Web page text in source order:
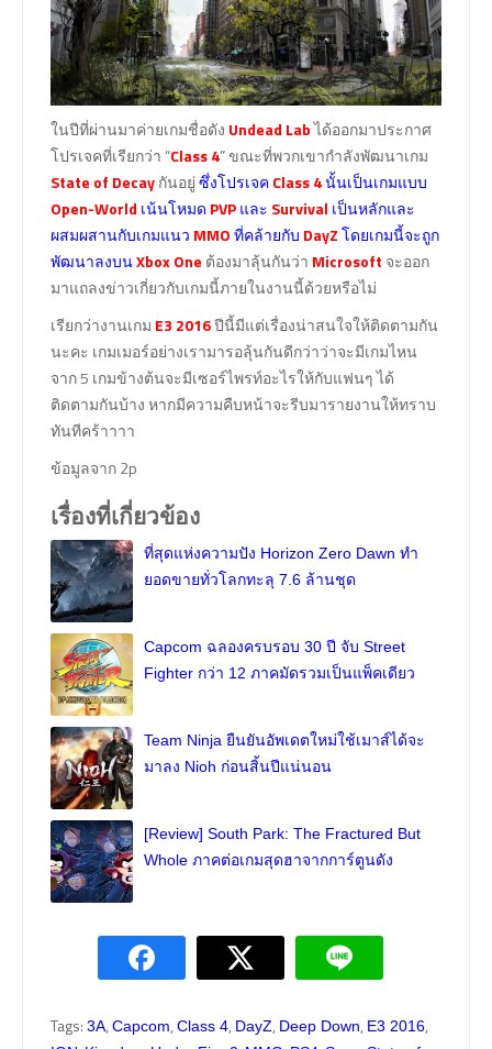
ในปีที่ผ่านมาค่ายเกมชื่อดัง Undead Labได้ออกมาประกาศ
โปรเจคที่เรียกว่า “Class 4” ขณะที่พวกเขากำลังพัฒนาเกม
State of Decayกันอยู่ซึ่งโปรเจคClass 4นั้นเป็นเกมแบบ
Open-World เน้นโหมด PVPและ Survival เป็นหลักและ
ผสมผสานกับเกมแนว MMOที่คล้ายกับ DayZโดยเกมนี้จะถูก
พัฒนาลงบนXbox One ต้องมาลุ้นกันว่า Microsoft จะออก
มาแถลงข่าวเกี่ยวกับเกมนี้ภายในงานนี้ด้วยหรือไม่
เรียกว่างานเกม E3 2016ปีนี้มีแต่เรื่องน่าสนใจให้ติดตามกัน
นะคะ เกมเมอร์อย่างเรามารอลุ้นกันดีกว่าว่าจะมีเกมไหน
จาก 5 เกมข้างต้นจะมีเซอร์ไพรท์อะไรให้กับแฟนๆ ได้
ติดตามกันบ้าง หากมีความคืบหน้าจะรีบมารายงานให้ทราบ
ทันทีคร้าาาา
ข้อมูลจาก 2p
เรื่องที่เกี่ยวข้อง
ที่สุดแห่งความปัง Horizon Zero Dawn ทำ
ยอดขายทั่วโลกทะลุ 7.6 ล้านชุด
Capcom ฉลองครบรอบ 30 ปี จับ Street
Fighter กว่า 12 ภาคมัดรวมเป็นแพ็คเดียว
Team Ninja ยืนยันอัพเดตใหม่ใช้เมาส์ได้จะ
มาลง Nioh ก่อนสิ้นปีแน่นอน
[Review] South Park: The Fractured But
Whole ภาคต่อเกมสุดฮาจากการ์ตูนดัง
Tags: 3A, Capcom, Class 4, DayZ, Deep Down, E3 2016,